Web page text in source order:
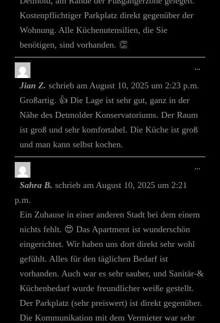
Kostenpflichtiger Parkplatz direkt gegenüber der
Wohnung. Alle Küchenutensilien, die Sie
benötigen, sind vorhanden. 👏
Jian Z. schrieb am August 10, 2025 um 2:23 p.m.
Großartig. 👍 Die Lage ist sehr gut, ganz in der
Nähe des Detmolder Konservatoriums. Der Raum
ist groß und sehr komfortabel. Die Küche ist groß
und man kann selbst kochen.
...
Sahra B. schrieb am August 10, 2025 um 2:21
p.m.
Ein Zuhause in einer anderen Stadt bei dem einem
nichts fehlt. 😍 Das Apartment ist wunderschön
eingerichtet. Wir haben uns dort direkt sehr wohl
gefühlt. Alles für den täglichen Bedarf ist
vorhanden. Auch war es sehr sauber, und Sanitär-&
Küchenbedarf wurde freundlicher weiße gestellt.
Der Parkplatz (sehr preiswert) ist direkt gegenüber.
Die Kommunikation mit dem Vermieter war sehr
...